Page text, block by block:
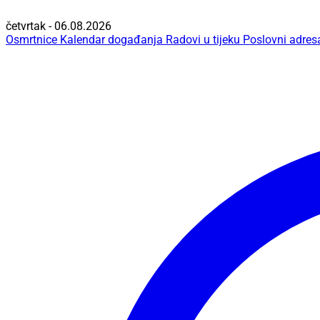
četvrtak - 06.08.2026
Osmrtnice Kalendar događanja Radovi u tijeku Poslovni